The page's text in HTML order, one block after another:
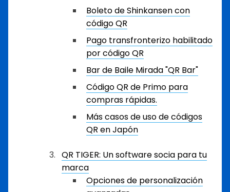
Boleto de Shinkansen con
código QR
Pago transfronterizo habilitado
por código QR
Bar de Baile Mirada "QR Bar"
Código QR de Primo para
compras rápidas.
Más casos de uso de códigos
QR en Japón
QR TIGER: Un software socia para tu
marca
Opciones de personalización